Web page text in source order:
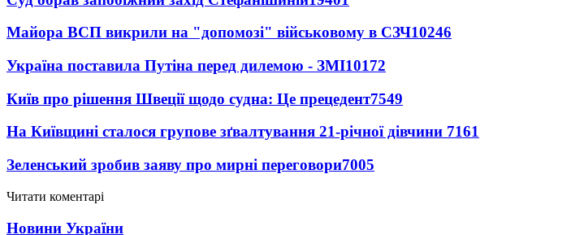
Майора ВСП викрили на "допомозі" військовому в СЗЧ10246
Україна поставила Путіна перед дилемою - ЗМІ10172
Київ про рішення Швеції щодо судна: Це прецедент7549
На Київщині сталося групове зґвалтування 21-річної дівчини 7161
Зеленський зробив заяву про мирні переговори7005
Читати коментарі
Новини України